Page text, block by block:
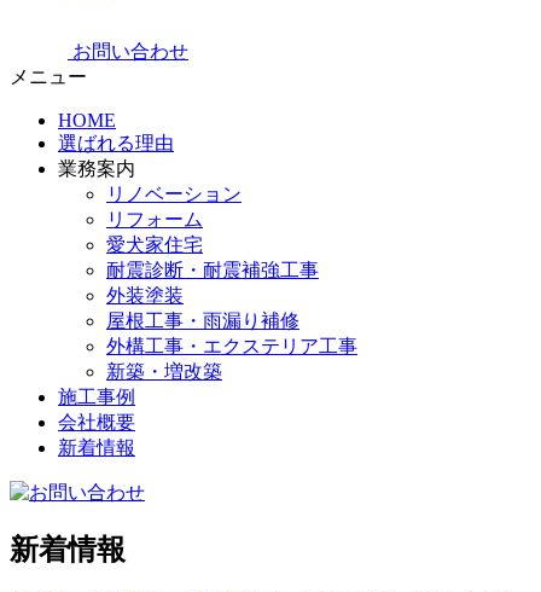
お問い合わせ
メニュー
HOME
選ばれる理由
業務案内
リノベーション
リフォーム
愛犬家住宅
耐震診断・耐震補強工事
外装塗装
屋根工事・雨漏り補修
外構工事・エクステリア工事
新築・増改築
施工事例
会社概要
新着情報
新着情報